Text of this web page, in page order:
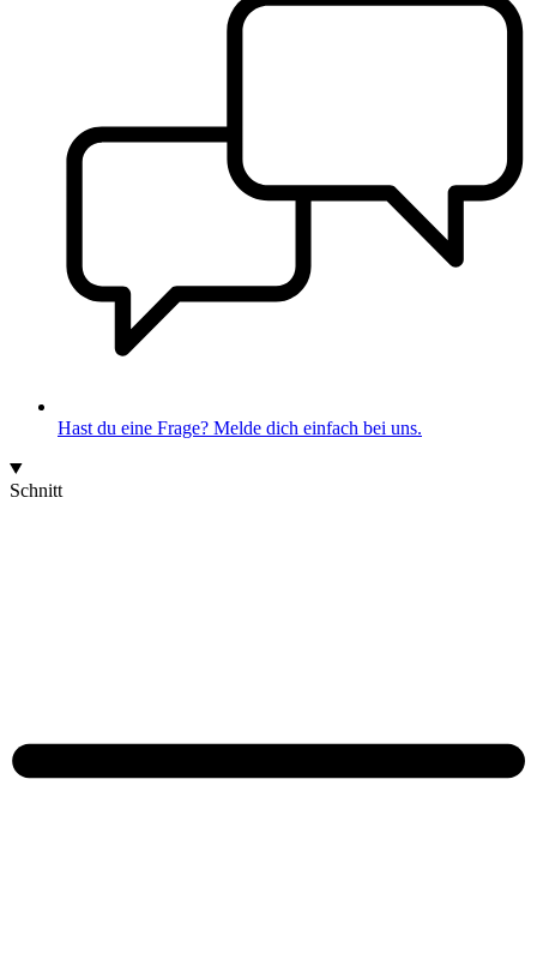
Hast du eine Frage? Melde dich einfach bei uns.
Schnitt